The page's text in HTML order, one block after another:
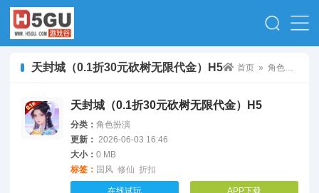
天封城（0.1折30元砍树无限代金）H5 首页 » 角色扮演
天封城（0.1折30元砍树无限代金）H5
分类： 角色扮演
更新： 2026-06-03 16:46
大小： 0 MB
标签： 国风 修仙 折扣
在线试玩 APP下载